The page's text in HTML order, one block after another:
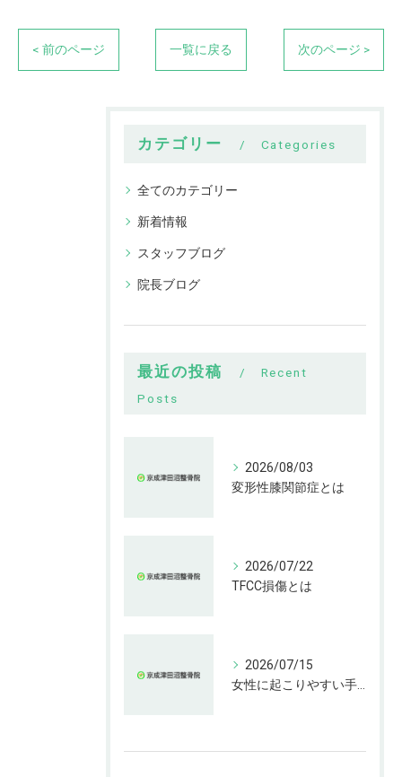
< 前のページ 一覧に戻る 次のページ >
カテゴリー Categories
全てのカテゴリー
新着情報
スタッフブログ
院長ブログ
最近の投稿
Recent
Posts
2026/08/03
変形性膝関節症とは
2026/07/22
TFCC損傷とは
2026/07/15